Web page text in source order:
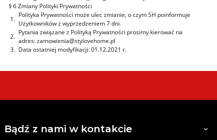
§ 6 Zmiany Polityki Prywatności
1.
Polityka Prywatności może ulec zmianie, o czym SH poinformuje
Użytkowników z wyprzedzeniem 7 dni.
2.
Pytania związane z Polityką Prywatności prosimy kierować na
adres: zamowienia@stylovehome.pl
3. Data ostatniej modyfikacji: 01.12.2021 r.
Bądź z nami w kontakcie 